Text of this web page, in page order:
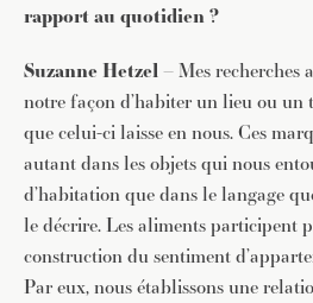
rapport au quotidien ?
Suzanne Hetzel –Mes recherches
notre façon d’habiter un lieu ou un
que celui-ci laisse en nous. Ces
autant dans les objets qui nous
d’habitation que dans le langage
le décrire. Les aliments participent
construction du sentiment
Par eux, nous établissons une